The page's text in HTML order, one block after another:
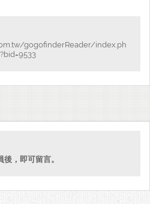
gogofinderReader/index.ph
後，即可留言。